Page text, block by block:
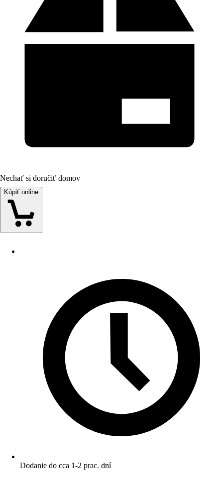
Nechať si doručiť domov
Kúpiť online
Dodanie do cca 1-2 prac. dní